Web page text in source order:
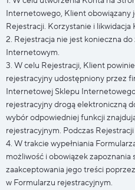
Internetowego, Klient obowiązany
Rejestracji. Korzystanie i likwidacja
2. Rejestracja nie jest konieczna
Internetowym.
3. W celu Rejestracji, Klient
rejestracyjny udostępniony przez
Internetowej Sklepu
rejestracyjny drogą elektroniczną
wybór odpowiedniej funkcji
rejestracyjnym. Podczas
4. W trakcie wypełniania
możliwość i obowiązek zapoznania
zaakceptowania jego treści
w Formularzu rejestracyjnym.